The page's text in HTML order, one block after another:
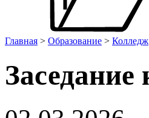
Главная > Образование > Колледж